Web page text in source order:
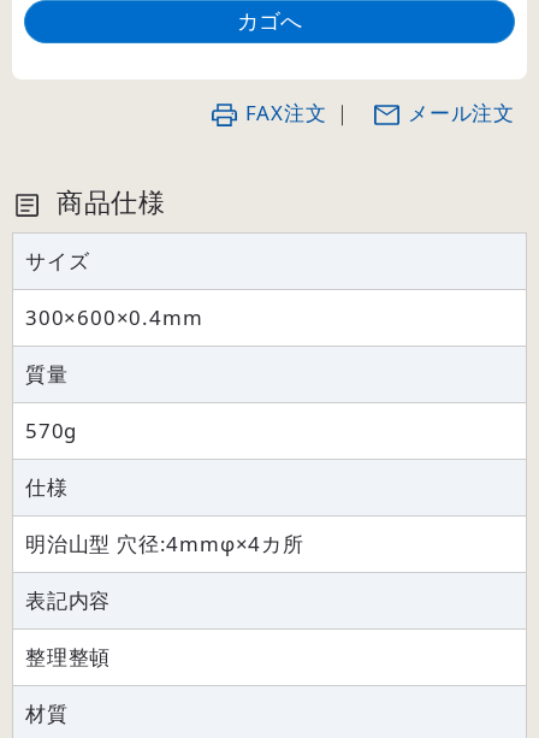
FAX注文 ｜ メール注文
商品仕様
サイズ
300×600×0.4mm
質量
570g
仕様
明治山型 穴径:4mmφ×4カ所
表記内容
整理整頓
材質